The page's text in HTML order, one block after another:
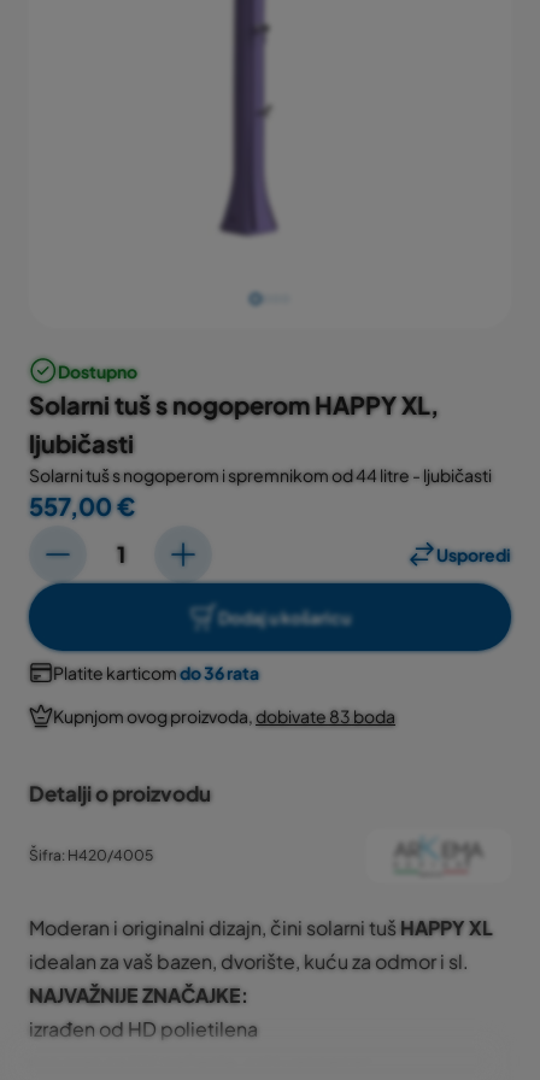
Dostupno
Solarni tuš s nogoperom HAPPY XL,
ljubičasti
Solarni tuš s nogoperom i spremnikom od 44 litre - ljubičasti
557,00 €
Dodaj u košaricu
Usporedi
Platite karticomdo 36 rata
Kupnjom ovog proizvoda,dobivate 83 boda
Detalji o proizvodu
Šifra: H420/4005
Moderan i originalni dizajn, čini solarni tušHAPPY XL
idealan za vaš bazen, dvorište, kuću za odmor i sl.
NAJVAŽNIJE ZNAČAJKE:
izrađen od HD polietilena